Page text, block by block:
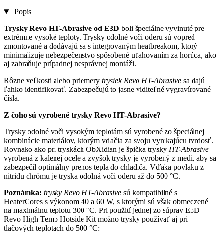
Popis
Trysky Revo HT-Abrasive od E3D boli špeciálne vyvinuté pre
extrémne vysoké teploty. Trysky odolné voči oderu sú vopred
zmontované a dodávajú sa s integrovaným heatbreakom, ktorý
minimalizuje nebezpečenstvo spôsobené uťahovaním za horúca, ako
aj zabraňuje prípadnej nesprávnej montáži.
Rôzne veľkosti alebo priemery trysiek Revo HT-Abrasive sa dajú
ľahko identifikovať. Zabezpečujú to jasne viditeľné vygravírované
čísla.
Z čoho sú vyrobené trysky Revo HT-Abrasive?
Trysky odolné voči vysokým teplotám sú vyrobené zo špeciálnej
kombinácie materiálov, ktorým vďačia za svoju vynikajúcu tvrdosť.
Rovnako ako pri tryskách ObXidian je špička trysky HT-Abrasive
vyrobená z kalenej ocele a zvyšok trysky je vyrobený z medi, aby sa
zabezpečil optimálny prenos tepla do chladiča. Vďaka povlaku z
nitridu chrómu je tryska odolná voči oderu až do 500 °C.
Poznámka: trysky Revo HT-Abrasive sú kompatibilné s
HeaterCores s výkonom 40 a 60 W, s ktorými sú však obmedzené
na maximálnu teplotu 300 °C. Pri použití jednej zo súprav E3D
Revo High Temp Hotside Kit možno trysky používať aj pri
tlačových teplotách do 500 °C: